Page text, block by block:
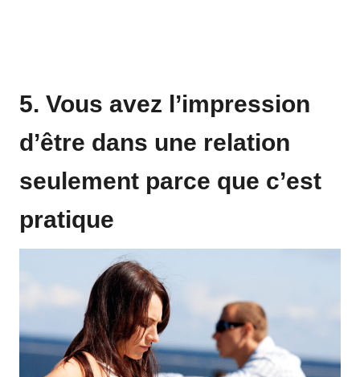
5. Vous avez l’impression
d’être dans une relation
seulement parce que c’est
pratique